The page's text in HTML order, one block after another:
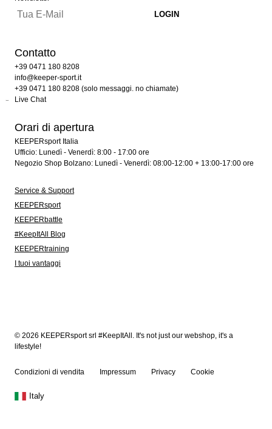
Contatto
+39 0471 180 8208
info@keeper-sport.it
+39 0471 180 8208 (solo messaggi. no chiamate)
Live Chat
Orari di apertura
KEEPERsport Italia
Ufficio: Lunedì - Venerdì: 8:00 - 17:00 ore
Negozio Shop Bolzano: Lunedì - Venerdì: 08:00-12:00 + 13:00-17:00 ore
Service & Support
KEEPERsport
KEEPERbattle
#KeepItAll Blog
KEEPERtraining
I tuoi vantaggi
© 2026 KEEPERsport srl #KeepItAll. It's not just our webshop, it's a
lifestyle!
Condizioni di vendita Impressum Privacy Cookie
Italy